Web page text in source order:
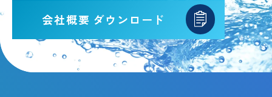
会社概要 ダウンロード